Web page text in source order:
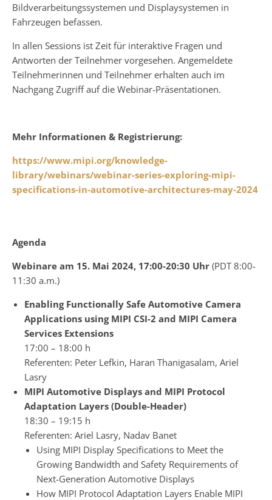
Bildverarbeitungssystemen und Displaysystemen in
Fahrzeugen befassen.
In allen Sessions ist Zeit für interaktive Fragen und
Antworten der Teilnehmer vorgesehen. Angemeldete
Teilnehmerinnen und Teilnehmer erhalten auch im
Nachgang Zugriff auf die Webinar-Präsentationen.
Mehr Informationen & Registrierung:
https://www.mipi.org/knowledge-
library/webinars/webinar-series-exploring-mipi-
specifications-in-automotive-architectures-may-2024
Agenda
Webinare am 15. Mai 2024, 17:00-20:30 Uhr (PDT 8:00-
11:30 a.m.)
Enabling Functionally Safe Automotive Camera
Applications using MIPI CSI-2 and MIPI Camera
Services Extensions
17:00 – 18:00 h
Referenten: Peter Lefkin, Haran Thanigasalam, Ariel
Lasry
MIPI Automotive Displays and MIPI Protocol
Adaptation Layers (Double-Header)
18:30 – 19:15 h
Referenten: Ariel Lasry, Nadav Banet
Using MIPI Display Specifications to Meet the
Growing Bandwidth and Safety Requirements of
Next-Generation Automotive Displays
How MIPI Protocol Adaptation Layers Enable MIPI